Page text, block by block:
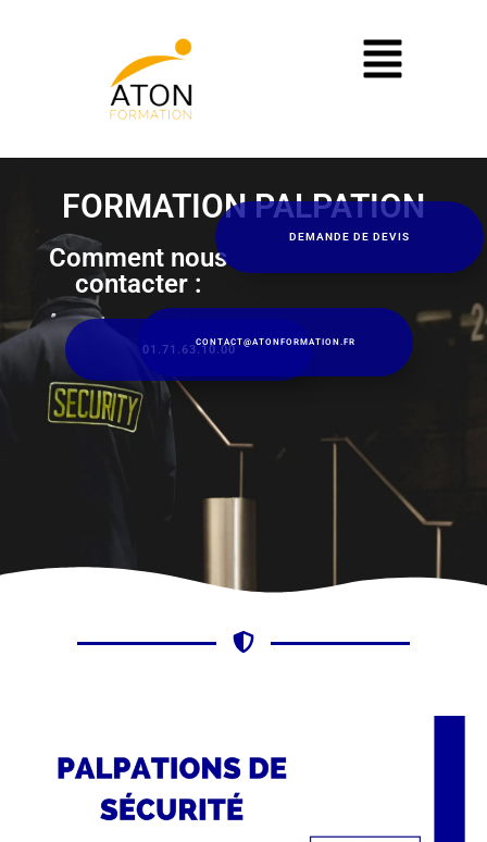
FORMATION PALPATION
Comment nous
contacter :
01.71.63.10.00
CONTACT@ATONFORMATION.FR
DEMANDE DE DEVIS